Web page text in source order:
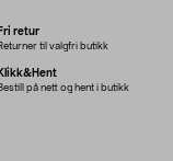
Fri retur
til valgfri butikk
Klikk&Hent
på nett og hent i butikk